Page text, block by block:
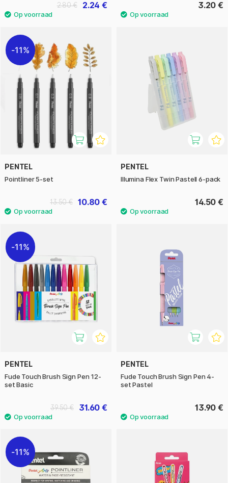
2.24 €
2.80 € 3.20 €
11%
PENTEL
Pointliner 5-set
10.80 €
13.50 €
PENTEL
Illumina Flex Twin Pastell 6-pack
14.50 €
11%
PENTEL
Fude Touch Brush Sign Pen 12-
set Basic
31.60 €
39.50 €
PENTEL
Fude Touch Brush Sign Pen 4-
set Pastel
13.90 €
11%